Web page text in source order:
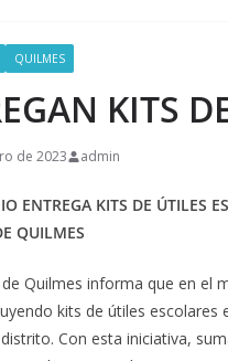
QUILMES
KITS
de 2023 admin
ENTREGA KITS DE ÚTILES
QUILMES
Quilmes informa que en el
kits de útiles escolares
Con esta iniciativa,